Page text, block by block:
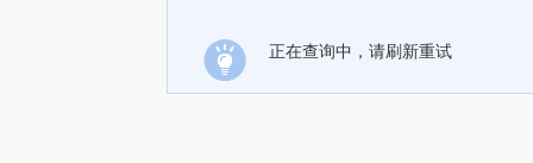
正在查询中，请刷新重试